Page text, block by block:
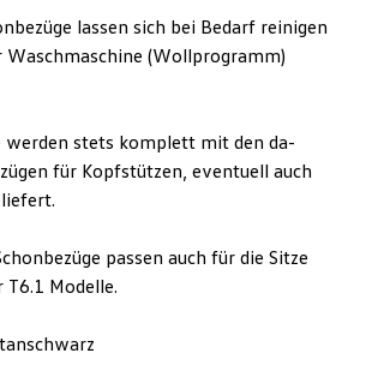
lassen sich bei Bedarf reinigen
Wasch­maschine (Wollprogramm)
werden stets komplett mit den da­
für Kopfstützen, eventuell auch
passen auch für die Sitze
T6.1 Modelle.